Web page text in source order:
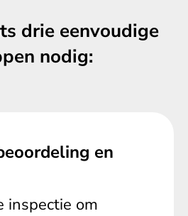
drie eenvoudige
nodig:
en
inspectie om